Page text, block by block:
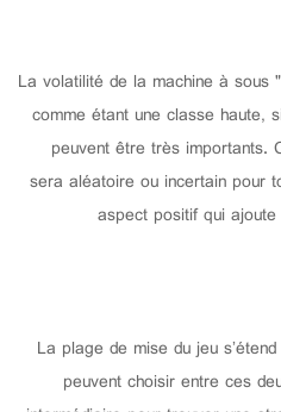
La volatilité de la machine à sous
comme étant une classe haute,
peuvent être très importants.
sera aléatoire ou incertain pour
aspect positif qui
La plage de mise du jeu
peuvent choisir entre ces